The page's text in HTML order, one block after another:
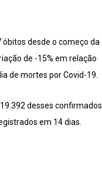
desde o começo da
de -15% em relação
de mortes por Covid-19.
desses confirmados
em 14 dias.